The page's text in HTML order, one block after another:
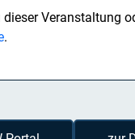
dieser Veranstaltung
.